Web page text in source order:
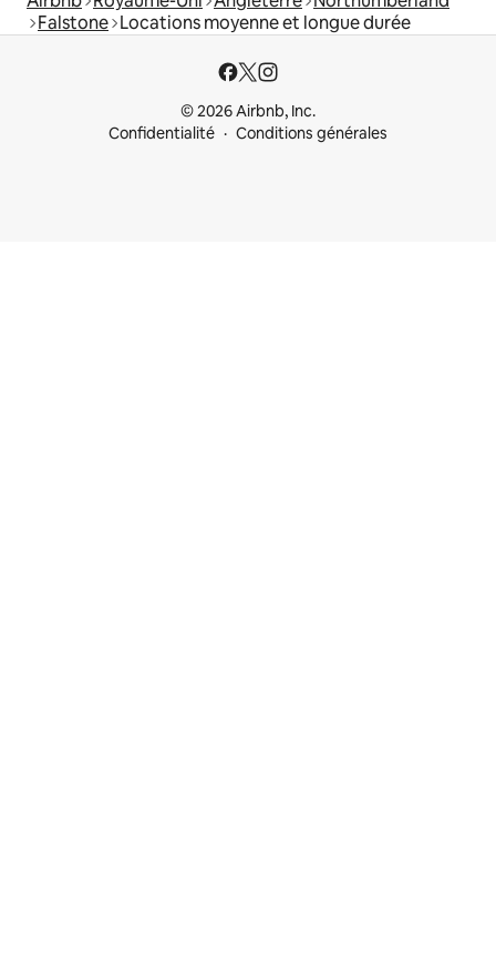
Falstone Locations moyenne et longue durée
© 2026 Airbnb, Inc.
Confidentialité
Conditions générales